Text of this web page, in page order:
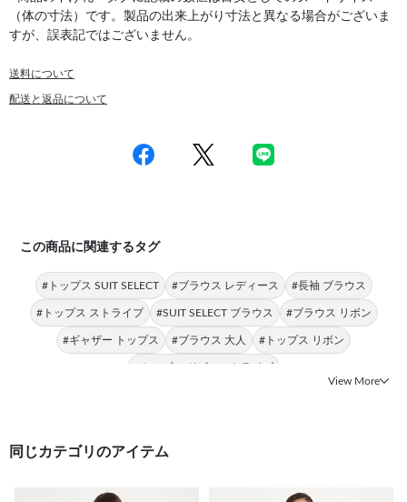
（体の寸法）です。製品の出来上がり寸法と異なる場合がございま
すが、誤表記ではございません。
送料について
配送と返品について
この商品に関連するタグ
#トップス SUIT SELECT #ブラウス レディース #長袖 ブラウス
#トップス ストライプ #SUIT SELECT ブラウス #ブラウス リボン
#ギャザー トップス #ブラウス 大人 #トップス リボン
#トップス ドビーストライプ
View More
同じカテゴリのアイテム